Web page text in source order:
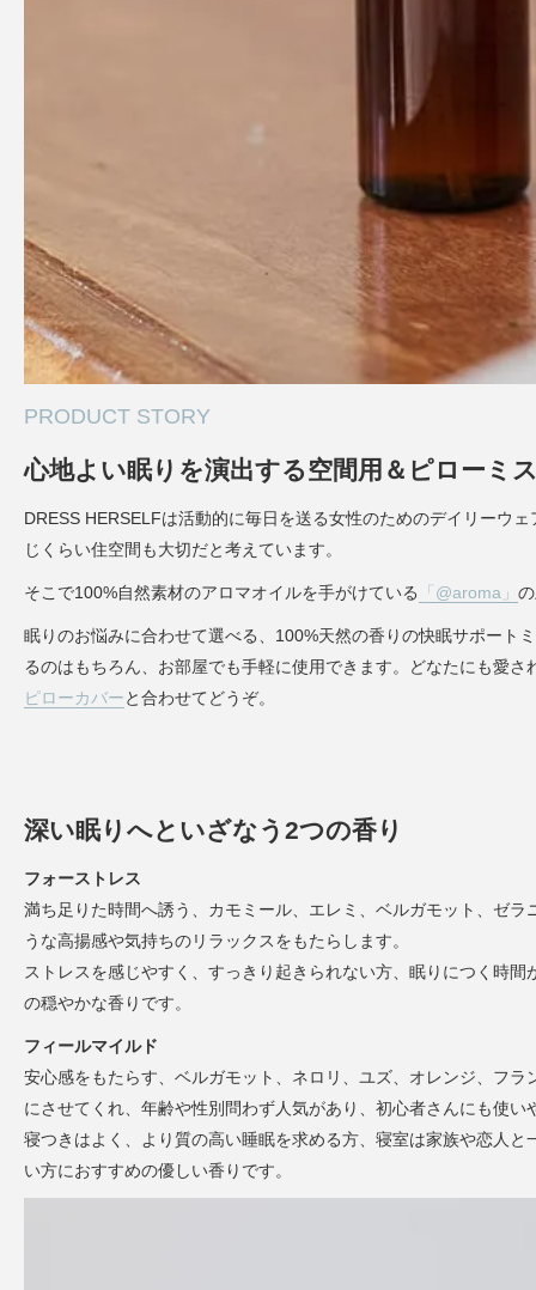
PRODUCT STORY
心地よい眠りを演出する空間用＆ピローミ
DRESS HERSELFは活動的に毎日を送る女性のためのデイリーウ
じくらい住空間も大切だと考えています。
そこで100%自然素材のアロマオイルを手がけている 「@aroma」
眠りのお悩みに合わせて選べる、100%天然の香りの快眠サポート
るのはもちろん、お部屋でも手軽に使用できます。どなたにも愛
ピローカバーと合わせてどうぞ。
深い眠りへといざなう2つの香り
フォーストレス
満ち足りた時間へ誘う、カモミール、エレミ、ベルガモット、ゼ
うな高揚感や気持ちのリラックスをもたらします。
ストレスを感じやすく、すっきり起きられない方、眠りにつく時
の穏やかな香りです。
フィールマイルド
安心感をもたらす、ベルガモット、ネロリ、ユズ、オレンジ、フ
にさせてくれ、年齢や性別問わず人気があり、初心者さんにも使い
寝つきはよく、より質の高い睡眠を求める方、寝室は家族や恋人
い方におすすめの優しい香りです。